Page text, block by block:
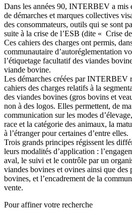
Dans les années 90, INTERBEV a mis
de démarches et marques collectives
des consommateurs, outils qui se sont
suite à la crise de l’ESB (dite « Crise
Ces cahiers des charges ont permis,
communautaire d’autoréglementation
l’étiquetage facultatif des viandes
viande bovine.
Les démarches créées par INTERBEV
cahiers des charges relatifs à la
des viandes bovines (gros bovins et
non à des logos. Elles permettent, de
communication sur les modes
race et la catégorie des animaux, la
à l’étranger pour certaines d’entre elles.
Trois grands principes régissent les
leurs modalités d’application :
aval, le suivi et le contrôle par un
viandes bovines et ovines ainsi que des
bovines, et l’encadrement de la
vente.
Pour affiner votre recherche